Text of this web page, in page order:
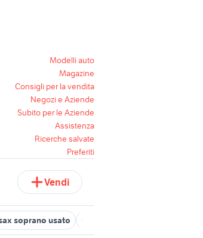
Modelli auto
Magazine
Consigli per la vendita
Negozi e Aziende
Subito per le Aziende
Assistenza
Ricerche salvate
Preferiti
Vendi
soprano usato